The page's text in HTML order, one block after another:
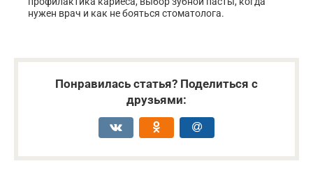
нужен врач и как не бояться стоматолога.
Понравилась статья? Поделиться с
друзьями: